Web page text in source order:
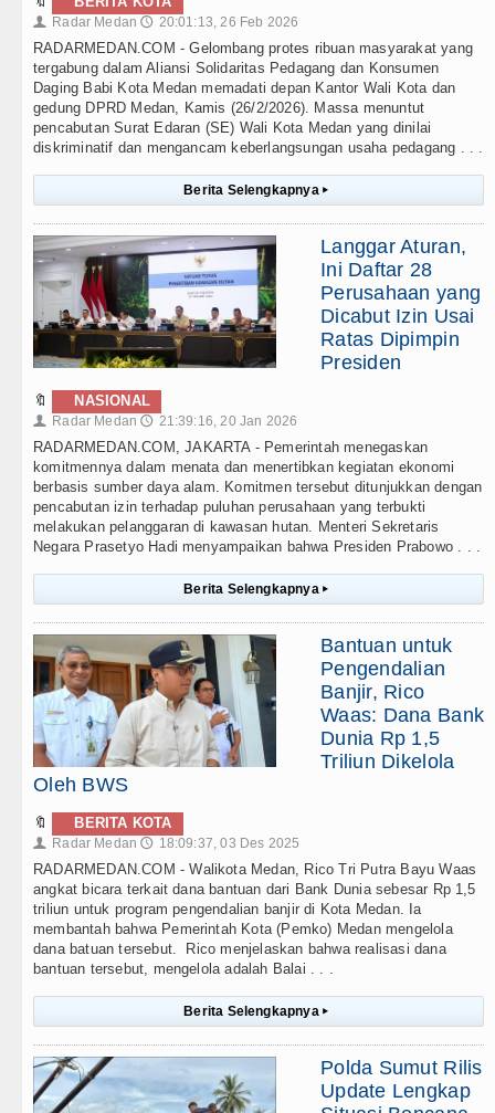
👤 Radar Medan 🕔 20:01:13, 26 Feb 2026
RADARMEDAN.COM - Gelombang protes ribuan masyarakat yang
tergabung dalam Aliansi Solidaritas Pedagang dan Konsumen
Daging Babi Kota Medan memadati depan Kantor Wali Kota dan
gedung DPRD Medan, Kamis (26/2/2026). Massa menuntut
pencabutan Surat Edaran (SE) Wali Kota Medan yang dinilai
diskriminatif dan mengancam keberlangsungan usaha pedagang . . .
Berita Selengkapnya ▸
Langgar Aturan,
Ini Daftar 28
Perusahaan yang
Dicabut Izin Usai
Ratas Dipimpin
Presiden
🔖 NASIONAL
👤 Radar Medan 🕔 21:39:16, 20 Jan 2026
RADARMEDAN.COM, JAKARTA - Pemerintah menegaskan
komitmennya dalam menata dan menertibkan kegiatan ekonomi
berbasis sumber daya alam. Komitmen tersebut ditunjukkan dengan
pencabutan izin terhadap puluhan perusahaan yang terbukti
melakukan pelanggaran di kawasan hutan. Menteri Sekretaris
Negara Prasetyo Hadi menyampaikan bahwa Presiden Prabowo . . .
Berita Selengkapnya ▸
Bantuan untuk
Pengendalian
Banjir, Rico
Waas: Dana Bank
Dunia Rp 1,5
Triliun Dikelola
Oleh BWS
🔖 BERITA KOTA
👤 Radar Medan 🕔 18:09:37, 03 Des 2025
RADARMEDAN.COM - Walikota Medan, Rico Tri Putra Bayu Waas
angkat bicara terkait dana bantuan dari Bank Dunia sebesar Rp 1,5
triliun untuk program pengendalian banjir di Kota Medan. Ia
membantah bahwa Pemerintah Kota (Pemko) Medan mengelola
dana batuan tersebut. Rico menjelaskan bahwa realisasi dana
bantuan tersebut, mengelola adalah Balai . . .
Berita Selengkapnya ▸
Polda Sumut Rilis
Update Lengkap